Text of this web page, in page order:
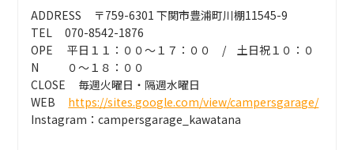
ADDRESS
〒759-6301 下関市豊浦町川棚11545-9
TEL
070-8542-1876
OPE
N
平日１１：００～１７：００ / 土日祝１０：０
０～１８：００
CLOSE
毎週火曜日・隔週水曜日
WEB
https://sites.google.com/view/campersgarage/
Instagram：campersgarage_kawatana